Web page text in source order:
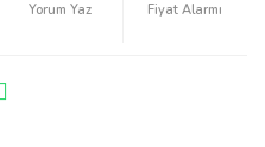
Yorum Yaz Fiyat Alarmı